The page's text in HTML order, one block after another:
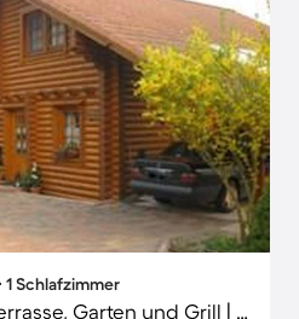
1 Schlafzimmer
Tolle Wohnung mit Terrasse, Garten und Grill | Gartenblick